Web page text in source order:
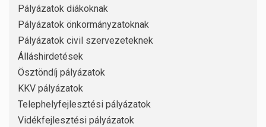
Pályázatok diákoknak
Pályázatok önkormányzatoknak
Pályázatok civil szervezeteknek
Álláshirdetések
Ösztöndíj pályázatok
KKV pályázatok
Telephelyfejlesztési pályázatok
Vidékfejlesztési pályázatok